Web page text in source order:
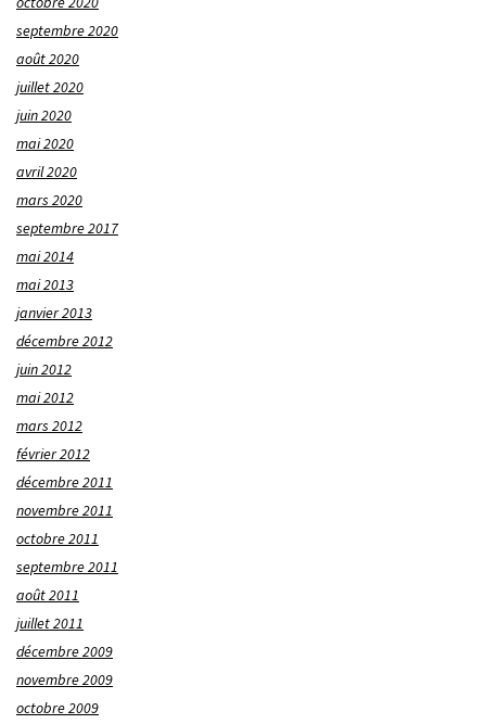
septembre 2020
août 2020
juillet 2020
juin 2020
mai 2020
avril 2020
mars 2020
septembre 2017
mai 2014
mai 2013
janvier 2013
décembre 2012
juin 2012
mai 2012
mars 2012
février 2012
décembre 2011
novembre 2011
octobre 2011
septembre 2011
août 2011
juillet 2011
décembre 2009
novembre 2009
octobre 2009